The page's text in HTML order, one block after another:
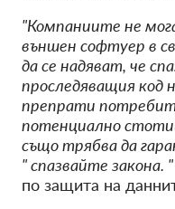
"Компаниите не
външен софтуер в
да се надяват, че
проследяващия код
препрати
потенциално
също трябва да
" спазвайте закона. "
по защита на